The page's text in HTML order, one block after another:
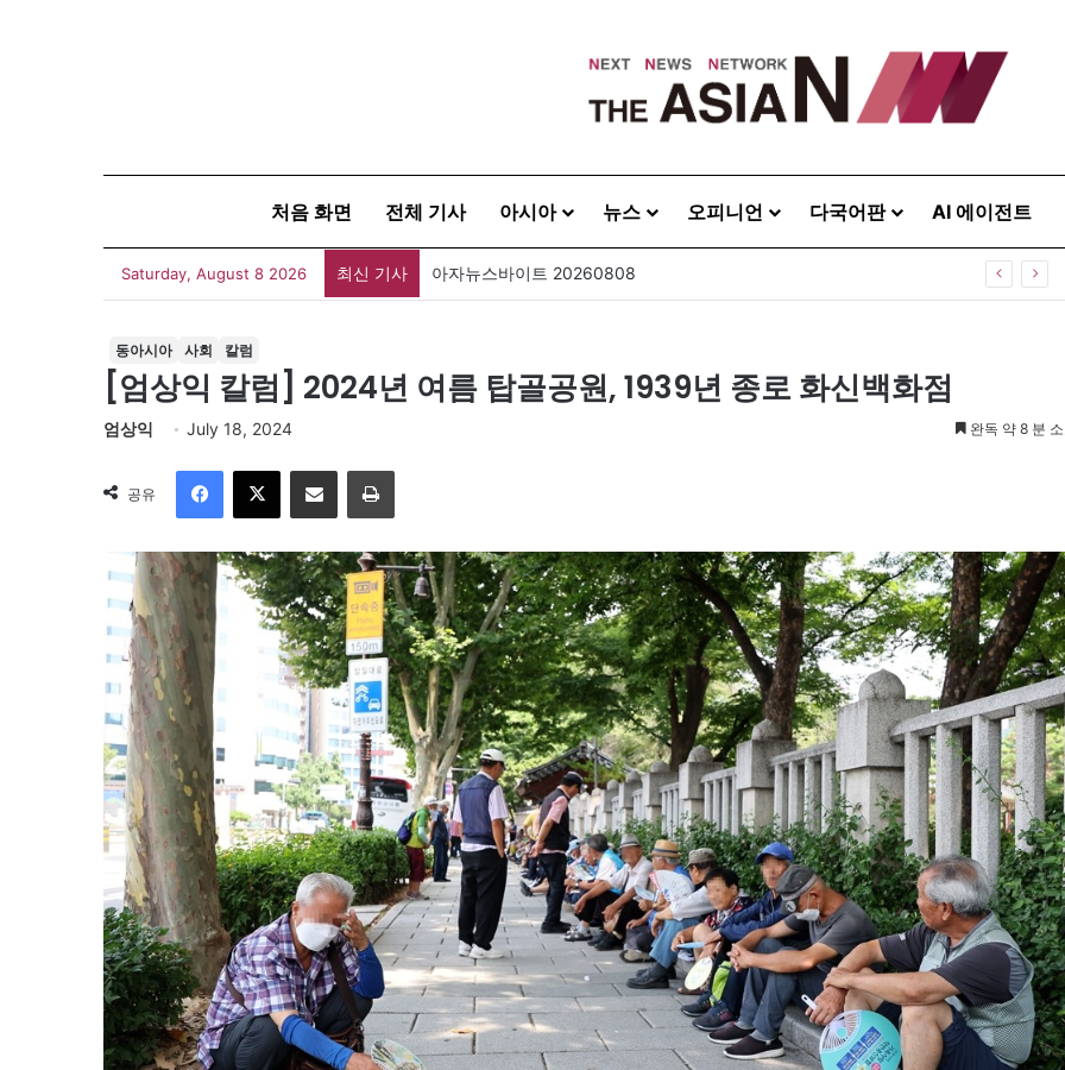
처음 화면 전체 기사 아시아 뉴스 오피니언 다국어판 AI 에이전트
Saturday, August 8 2026 최신 기사 아자뉴스바이트 20260808
동아시아 사회 칼럼
[엄상익 칼럼] 2024년 여름 탑골공원, 1939년 종로 화신백화점
엄상익 July 18, 2024 완독 약 8 분 소
공유
이메일